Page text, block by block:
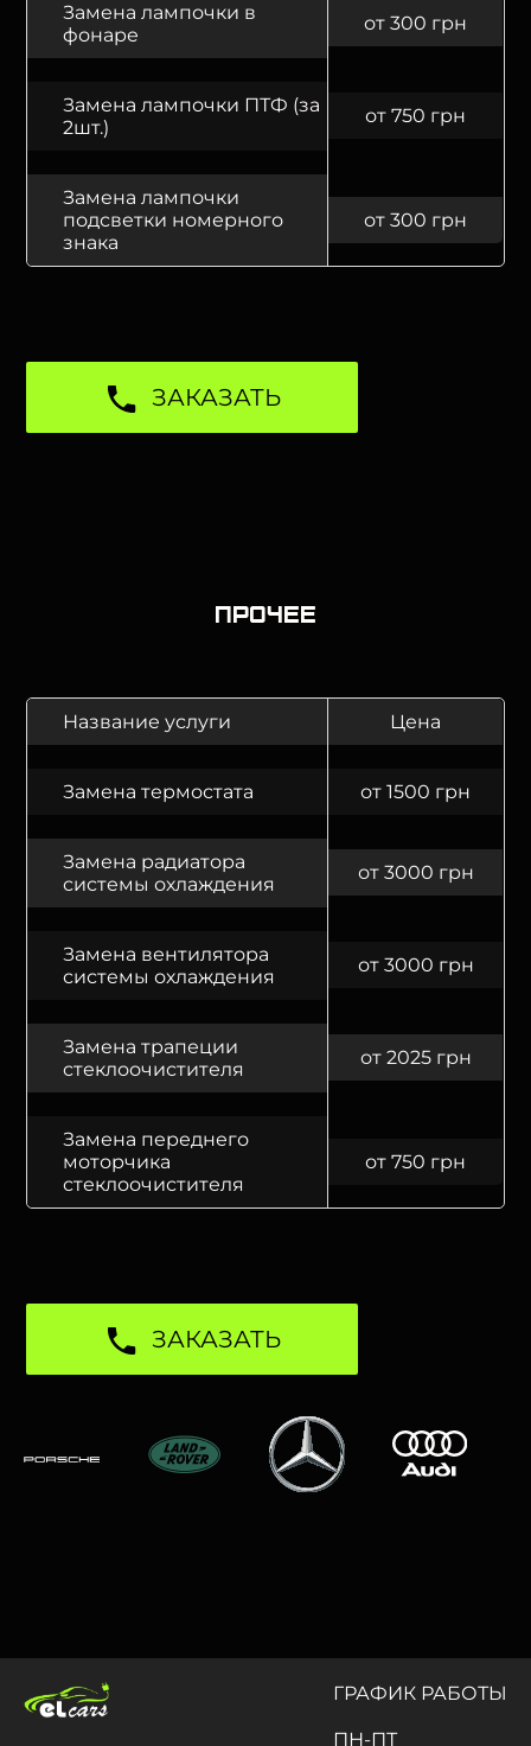
Замена лампочки в
фонаре
от 300 грн
Замена лампочки ПТФ (за
2шт.)
от 750 грн
Замена лампочки
подсветки номерного
знака
от 300 грн
ЗАКАЗАТЬ
Прочее
Название услуги Цена
Замена термостата от 1500 грн
Замена радиатора
системы охлаждения
от 3000 грн
Замена вентилятора
системы охлаждения
от 3000 грн
Замена трапеции
стеклоочистителя
от 2025 грн
Замена переднего
моторчика
стеклоочистителя
от 750 грн
ЗАКАЗАТЬ
ГРАФИК РАБОТЫ
ПН-ПТ